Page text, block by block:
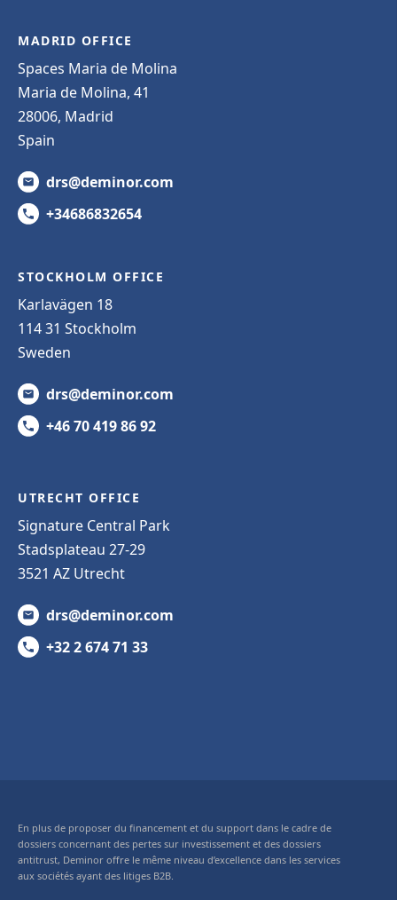
MADRID OFFICE
Spaces Maria de Molina
Maria de Molina, 41
28006, Madrid
Spain
drs@deminor.com
+34686832654
STOCKHOLM OFFICE
Karlavägen 18
114 31 Stockholm
Sweden
drs@deminor.com
+46 70 419 86 92
UTRECHT OFFICE
Signature Central Park
Stadsplateau 27-29
3521 AZ Utrecht
drs@deminor.com
+32 2 674 71 33
En plus de proposer du financement et du support dans le cadre de
dossiers concernant des pertes sur investissement et des dossiers
antitrust, Deminor offre le même niveau d’excellence dans les services
aux sociétés ayant des litiges B2B.